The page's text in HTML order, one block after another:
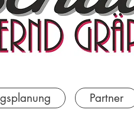
Partner